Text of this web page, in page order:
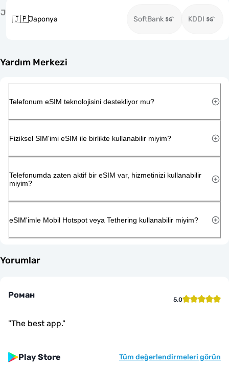
J
🇯🇵Japonya SoftBank KDDI
Yardım Merkezi
Telefonum eSIM teknolojisini destekliyor mu?
Fiziksel SIM'imi eSIM ile birlikte kullanabilir miyim?
Telefonumda zaten aktif bir eSIM var, hizmetinizi kullanabilir
miyim?
eSIM'imle Mobil Hotspot veya Tethering kullanabilir miyim?
Yorumlar
Роман 5.0
"The best app."
Play Store Tüm değerlendirmeleri görün